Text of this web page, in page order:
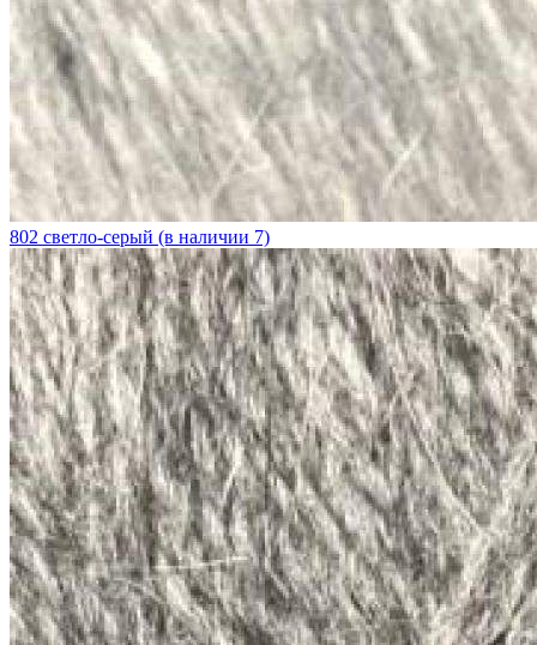
802 светло-серый (в наличии 7)